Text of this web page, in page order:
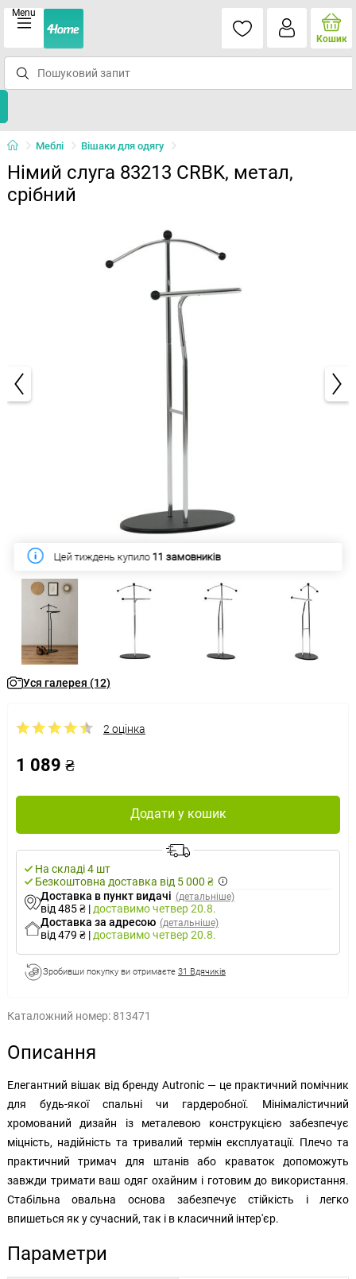
Menu
Кошик
Меблі Вішаки для одягу
Німий слуга 83213 CRBK, метал,
срібний
Цей тиждень купило 11 замовників
Уся галерея (12)
2 оцінка
1 089 ₴
Додати у кошик
На складі 4 шт
Безкоштовна доставка від 5 000 ₴
Доставка в пункт видачі (детальніше)
від 485 ₴ | доставимочетвер 20.8.
Доставка за адресою (детальніше)
від 479 ₴ | доставимочетвер 20.8.
Зробивши покупку ви отримаєте 31 Вдячиків
Каталожний номер: 813471
Описання
Елегантний вішак від бренду Autronic — це практичний помічник
для будь-якої спальні чи гардеробної. Мінімалістичний
хромований дизайн із металевою конструкцією забезпечує
міцність, надійність та тривалий термін експлуатації. Плечо та
практичний тримач для штанів або краваток допоможуть
завжди тримати ваш одяг охайним і готовим до використання.
Стабільна овальна основа забезпечує стійкість і легко
впишеться як у сучасний, так і в класичний інтер'єр.
Параметри